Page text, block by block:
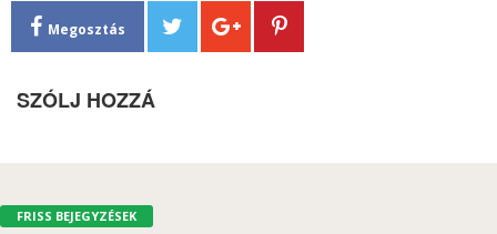
Megosztás
SZÓLJ HOZZÁ
FRISS BEJEGYZÉSEK